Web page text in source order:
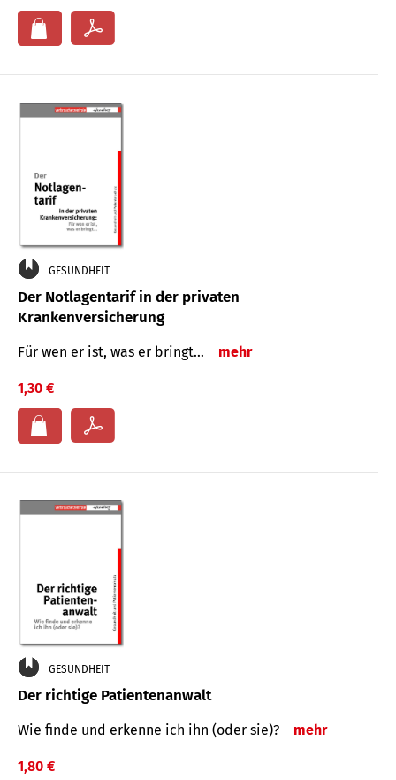
GESUNDHEIT
Der Notlagentarif in der privaten
Krankenversicherung
Für wen er ist, was er bringt… mehr
1,30 €
GESUNDHEIT
Der richtige Patientenanwalt
Wie finde und erkenne ich ihn (oder sie)? mehr
1,80 €